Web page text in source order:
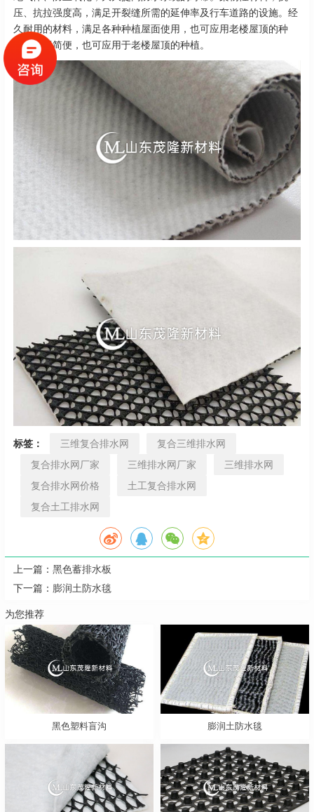
压、抗拉强度高，满足开裂缝所需的延伸率及行车道路的设施。经
久耐用的材料，满足各种种植屋面使用，也可应用老楼屋顶的种
植。施工简便，也可应用于老楼屋顶的种植。
标签： 三维复合排水网
复合三维排水网
复合排水网厂家
三维排水网厂家
三维排水网
复合排水网价格
土工复合排水网
复合土工排水网
上一篇： 黑色蓄排水板
下一篇： 膨润土防水毯
为您推荐
黑色塑料盲沟 膨润土防水毯